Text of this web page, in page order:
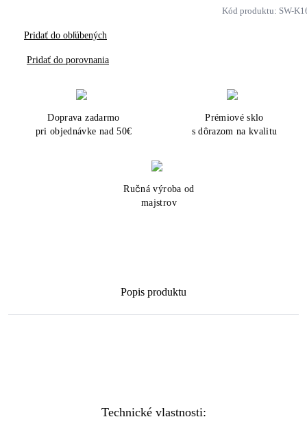
Kód produktu: SW-
Pridať do obľúbených
Pridať do porovnania
Doprava zadarmo
pri objednávke nad 50€
Prémiové sklo
s dôrazom na kvalitu
Ručná výroba od
majstrov
Popis produktu
Technické vlastnosti: